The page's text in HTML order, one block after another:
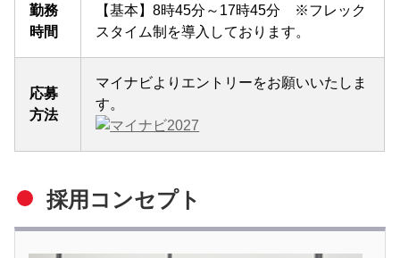
勤務
時間
【基本】8時45分～17時45分 ※フレック
スタイム制を導入しております。
応募
方法
マイナビよりエントリーをお願いいたしま
す。
採用コンセプト